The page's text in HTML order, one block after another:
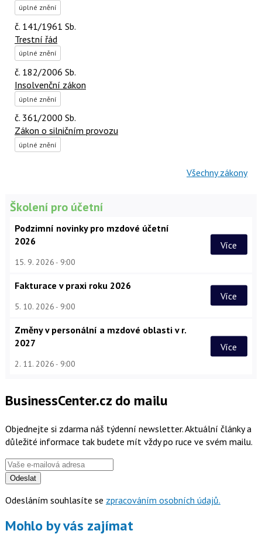
úplné znění
č. 141/1961 Sb.
Trestní řád
úplné znění
č. 182/2006 Sb.
Insolvenční zákon
úplné znění
č. 361/2000 Sb.
Zákon o silničním provozu
úplné znění
Všechny zákony
Školení pro účetní
Podzimní novinky pro mzdové účetní
2026
15. 9. 2026 9:00
Více
Fakturace v praxi roku 2026
5. 10. 2026 9:00
Více
Změny v personální a mzdové oblasti v r.
2027
2. 11. 2026 9:00
Více
BusinessCenter.cz do mailu
Objednejte si zdarma náš týdenní newsletter. Aktuální články a
důležité informace tak budete mít vždy po ruce ve svém mailu.
Odeslat
Odesláním souhlasíte se zpracováním osobních údajů.
Mohlo by vás zajímat